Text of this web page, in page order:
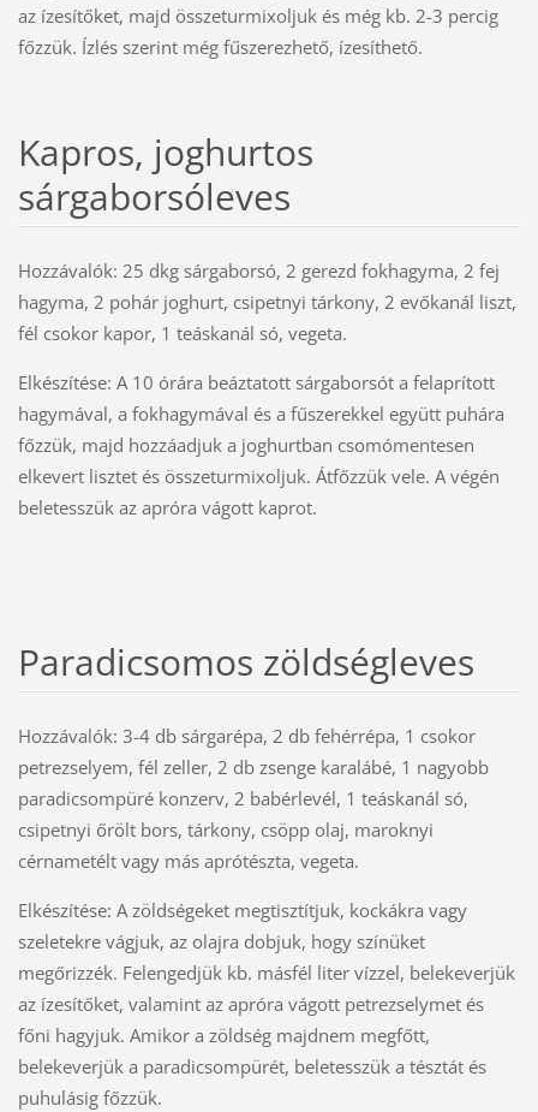
az ízesítőket, majd összeturmixoljuk és még kb. 2-3 percig
főzzük. Ízlés szerint még fűszerezhető, ízesíthető.
Kapros, joghurtos
sárgaborsóleves
Hozzávalók: 25 dkg sárgaborsó, 2 gerezd fokhagyma, 2 fej
hagyma, 2 pohár joghurt, csipetnyi tárkony, 2 evőkanál liszt,
fél csokor kapor, 1 teáskanál só, vegeta.
Elkészítése: A 10 órára beáztatott sárgaborsót a felaprított
hagymával, a fokhagymával és a fűszerekkel együtt puhára
főzzük, majd hozzáadjuk a joghurtban csomómentesen
elkevert lisztet és összeturmixoljuk. Átfőzzük vele. A végén
beletesszük az apróra vágott kaprot.
Paradicsomos zöldségleves
Hozzávalók: 3-4 db sárgarépa, 2 db fehérrépa, 1 csokor
petrezselyem, fél zeller, 2 db zsenge karalábé, 1 nagyobb
paradicsompüré konzerv, 2 babérlevél, 1 teáskanál só,
csipetnyi őrölt bors, tárkony, csöpp olaj, maroknyi
cérnametélt vagy más aprótészta, vegeta.
Elkészítése: A zöldségeket megtisztítjuk, kockákra vagy
szeletekre vágjuk, az olajra dobjuk, hogy színüket
megőrizzék. Felengedjük kb. másfél liter vízzel, belekeverjük
az ízesítőket, valamint az apróra vágott petrezselymet és
főni hagyjuk. Amikor a zöldség majdnem megfőtt,
belekeverjük a paradicsompürét, beletesszük a tésztát és
puhulásig főzzük.